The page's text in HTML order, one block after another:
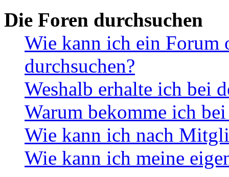
Die Foren durchsuchen
Wie kann ich ein Forum
durchsuchen?
Weshalb erhalte ich bei
Warum bekomme ich
Wie kann ich nach
Wie kann ich meine